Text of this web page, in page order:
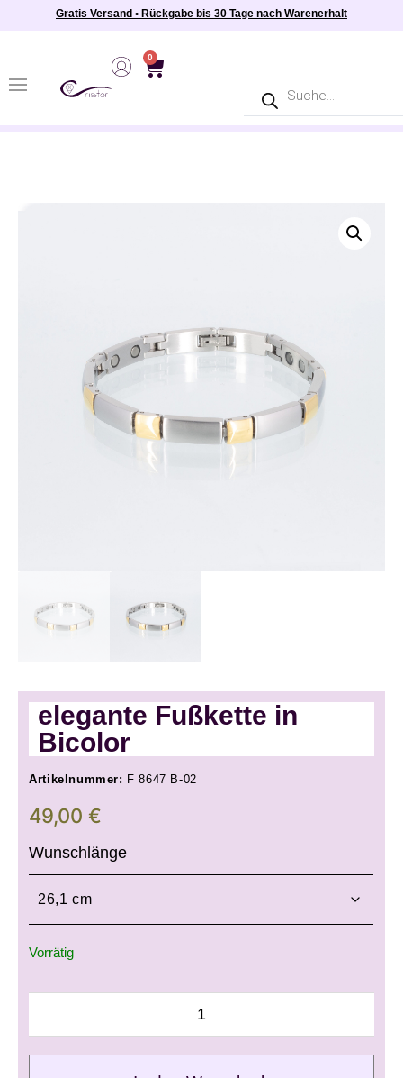
Gratis Versand • Rückgabe bis 30 Tage nach Warenerhalt
0
elegante Fußkette in
Bicolor
Artikelnummer: F 8647 B-02
49,00€
Wunschlänge
Vorrätig